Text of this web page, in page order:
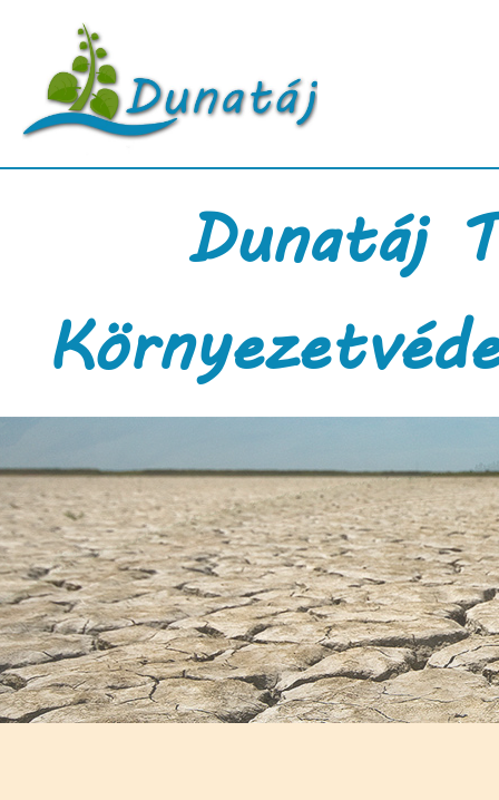
Dunatáj